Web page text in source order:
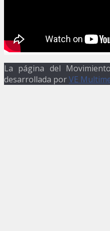
La página del
desarrollada porVE